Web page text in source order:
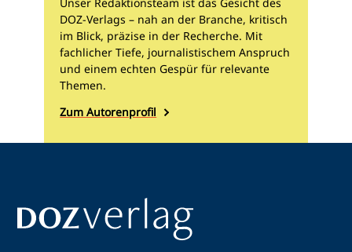
DOZ-Verlags – nah an der Branche, kritisch
im Blick, präzise in der Recherche. Mit
fachlicher Tiefe, journalistischem Anspruch
und einem echten Gespür für relevante
Themen.
Zum Autorenprofil